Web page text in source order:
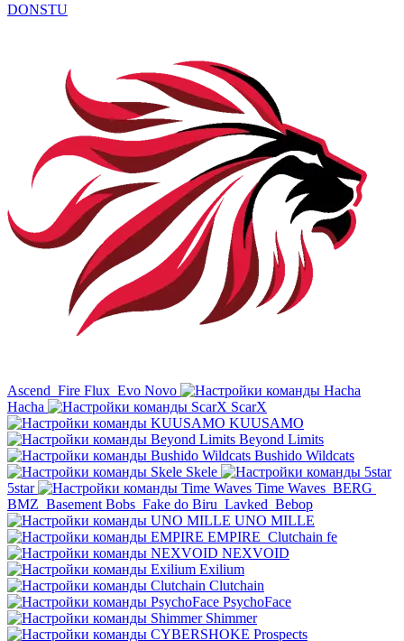
DONSTU
Ascend Fire Flux Evo Novo
Hacha
ScarX
KUUSAMO
Beyond Limits
Bushido Wildcats
Skele
5star
Time Waves BERG
BMZ Basement Bobs Fake do Biru Lavked Bebop
UNO MILLE
EMPIRE Clutchain fe
NEXVOID
Exilium
Clutchain
PsychoFace
Shimmer